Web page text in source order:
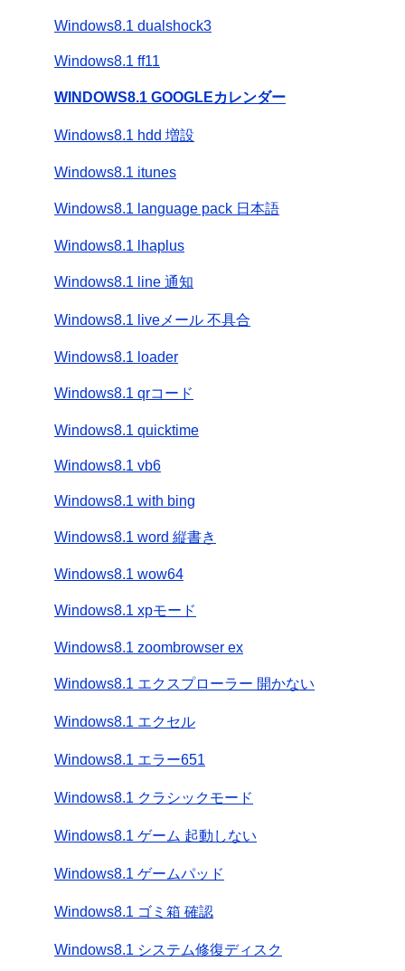
Windows8.1 dualshock3
Windows8.1 ff11
WINDOWS8.1 GOOGLEカレンダー
Windows8.1 hdd 増設
Windows8.1 itunes
Windows8.1 language pack 日本語
Windows8.1 lhaplus
Windows8.1 line 通知
Windows8.1 liveメール 不具合
Windows8.1 loader
Windows8.1 qrコード
Windows8.1 quicktime
Windows8.1 vb6
Windows8.1 with bing
Windows8.1 word 縦書き
Windows8.1 wow64
Windows8.1 xpモード
Windows8.1 zoombrowser ex
Windows8.1 エクスプローラー 開かない
Windows8.1 エクセル
Windows8.1 エラー651
Windows8.1 クラシックモード
Windows8.1 ゲーム 起動しない
Windows8.1 ゲームパッド
Windows8.1 ゴミ箱 確認
Windows8.1 システム修復ディスク